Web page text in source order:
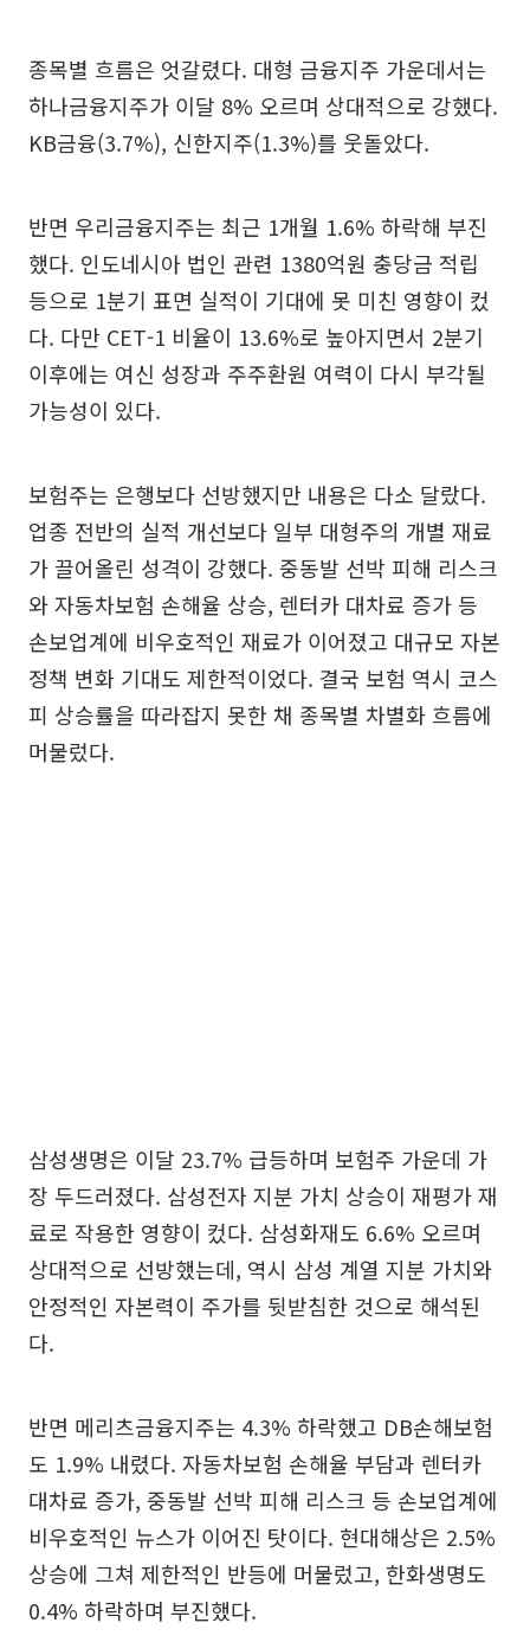
종목별 흐름은 엇갈렸다. 대형 금융지주 가운데서는
하나금융지주가 이달 8% 오르며 상대적으로 강했다.
KB금융(3.7%), 신한지주(1.3%)를 웃돌았다.
반면 우리금융지주는 최근 1개월 1.6% 하락해 부진
했다. 인도네시아 법인 관련 1380억원 충당금 적립
등으로 1분기 표면 실적이 기대에 못 미친 영향이 컸
다. 다만 CET-1 비율이 13.6%로 높아지면서 2분기
이후에는 여신 성장과 주주환원 여력이 다시 부각될
가능성이 있다.
보험주는 은행보다 선방했지만 내용은 다소 달랐다.
업종 전반의 실적 개선보다 일부 대형주의 개별 재료
가 끌어올린 성격이 강했다. 중동발 선박 피해 리스크
와 자동차보험 손해율 상승, 렌터카 대차료 증가 등
손보업계에 비우호적인 재료가 이어졌고 대규모 자본
정책 변화 기대도 제한적이었다. 결국 보험 역시 코스
피 상승률을 따라잡지 못한 채 종목별 차별화 흐름에
머물렀다.
삼성생명은 이달 23.7% 급등하며 보험주 가운데 가
장 두드러졌다. 삼성전자 지분 가치 상승이 재평가 재
료로 작용한 영향이 컸다. 삼성화재도 6.6% 오르며
상대적으로 선방했는데, 역시 삼성 계열 지분 가치와
안정적인 자본력이 주가를 뒷받침한 것으로 해석된
다.
반면 메리츠금융지주는 4.3% 하락했고 DB손해보험
도 1.9% 내렸다. 자동차보험 손해율 부담과 렌터카
대차료 증가, 중동발 선박 피해 리스크 등 손보업계에
비우호적인 뉴스가 이어진 탓이다. 현대해상은 2.5%
상승에 그쳐 제한적인 반등에 머물렀고, 한화생명도
0.4% 하락하며 부진했다.